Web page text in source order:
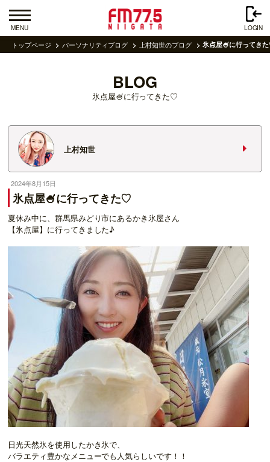
MENU LOGIN
トップページ パーソナリティブログ 上村知世のブログ 氷点屋🍧に行ってき
BLOG
氷点屋🍧に行ってきた♡
上村知世
2024年8月15日
氷点屋🍧に行ってきた♡
夏休み中に、群馬県みどり市にあるかき氷屋さん
【氷点屋】に行ってきました♪
日光天然氷を使用したかき氷で、
バラエティ豊かなメニューでも人気らしいです！！